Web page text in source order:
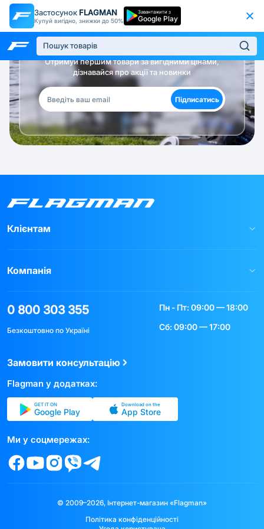
Застосунок FLAGMAN
Купуй вигідно, знижки до 50%
Завантажити з
Google Play
Будь в курсі!
Отримуй першим товари за вигідними цінами,
дізнавайся про акції та новинки
Підписатись
Клієнтам
Компанія
0 800 303 355
Безкоштовно по Україні
Пн - Пт: 09:00 — 18:00
Сб: 09:00 — 17:00
Замовити консультацію
Flagman у додатках:
GET IT ON
Google Play
Download on the
App Store
Ми у соцмережах:
© 2009–2026, Інтернет-магазин «Flagman»
Політика конфіденційності